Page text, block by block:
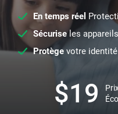
En temps réel
Sécuriseles
Protège votre
$19